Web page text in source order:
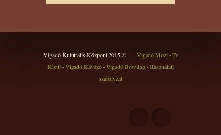
Vigadó Kultúrális Központ 2015 © Vigadó Mozi •Tv
Kisúj • Vigadó Kávézó •Vigadó Bowling •Használati
szabályzat